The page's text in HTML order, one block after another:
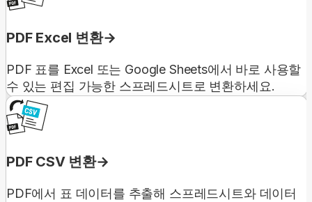
PDF Excel 변환
PDF 표를 Excel 또는 Google Sheets에서 바로 사용할
수 있는 편집 가능한 스프레드시트로 변환하세요.
PDF CSV 변환
PDF에서 표 데이터를 추출해 스프레드시트와 데이터